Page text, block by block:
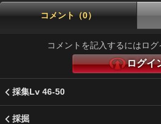
コメント（0）
コメントを記入するにはログ
ログイ
採集Lv 46-50
採掘